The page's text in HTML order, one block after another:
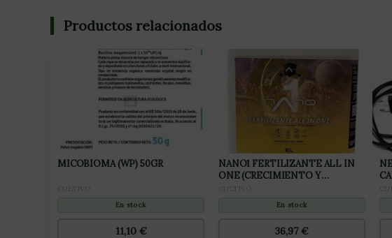
Productos relacionados
MICOBIOMA (WP) 50GR
En stock
11,10 €
NANO1 FERTILIZANTE ALL IN
ONE (CRECIMIENTO Y
En stock
36,97€